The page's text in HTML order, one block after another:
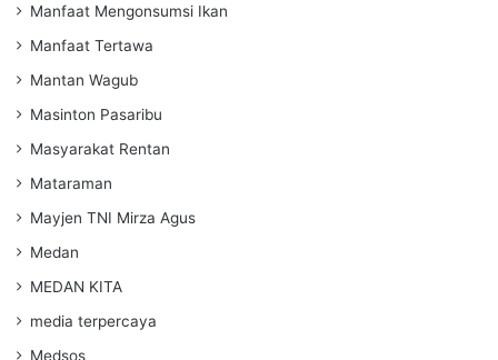
Manfaat Mengonsumsi Ikan
Manfaat Tertawa
Mantan Wagub
Masinton Pasaribu
Masyarakat Rentan
Mataraman
Mayjen TNI Mirza Agus
Medan
MEDAN KITA
media terpercaya
Medsos